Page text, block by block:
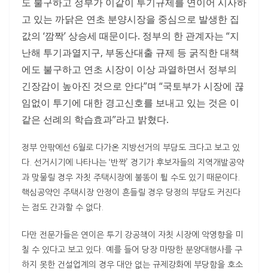
고 있는 까닭은 연초 분양시장을 중심으로 발생한 집
값의 ‘깜짝’ 상승세 때문이다. 정부의 한 관계자는 “지
난해 투기과열지구, 부동산대출 규제 등 굵직한 대책
에도 불구하고 연초 시장이 이상 과열하면서 정부의
긴장감이 높아진 것으로 안다”며 “국토부가 시장에 끊
임없이 투기에 대한 경고신호를 보내고 있는 것은 이
같은 선례의 학습효과”라고 밝혔다.
정부 안팎에선 6월로 다가온 지방선거의 부담도 크다고 보고 있
다. 선거시기에 나타나는 ‘반짝’ 경기가 후보자들의 지역개발공약
과 맞물릴 경우 자칫 주택시장에 불똥이 튈 수도 있기 때문이다.
핵심공약인 주택시장 안정이 흔들릴 경우 당정의 부담도 커진다
는 점도 간과할 수 없다.
다만 전문가들은 연이은 투기 강공책이 자칫 시장에 악영향을 미
칠 수 있다고 보고 있다. 예를 들어 당장 마땅한 분양대행사를 구
하지 못한 건설업계의 경우 대안 없는 규제강화에 부당함을 호소